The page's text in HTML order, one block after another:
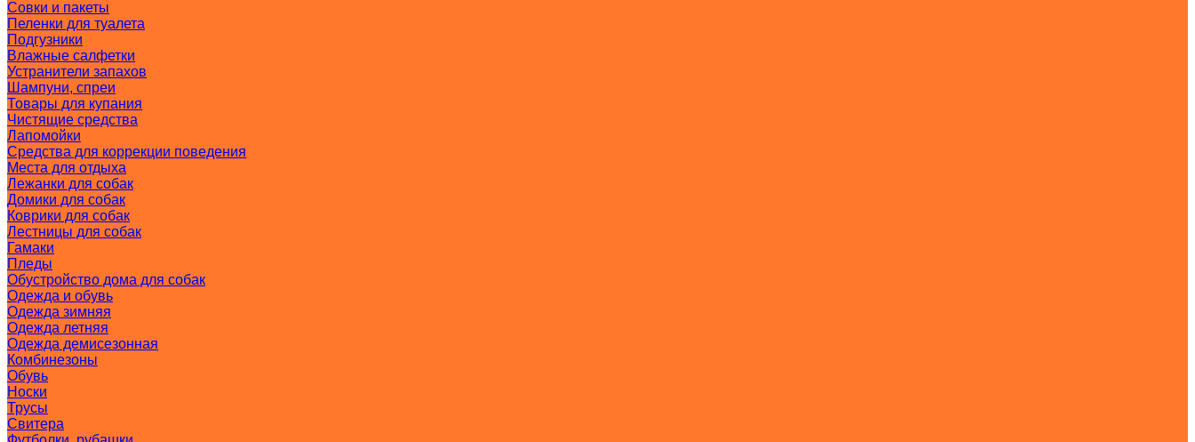
Совки и пакеты
Пеленки для туалета
Подгузники
Влажные салфетки
Устранители запахов
Шампуни, спреи
Товары для купания
Чистящие средства
Лапомойки
Средства для коррекции поведения
Места для отдыха
Лежанки для собак
Домики для собак
Коврики для собак
Лестницы для собак
Гамаки
Пледы
Обустройство дома для собак
Одежда и обувь
Одежда зимняя
Одежда летняя
Одежда демисезонная
Комбинезоны
Обувь
Носки
Трусы
Свитера